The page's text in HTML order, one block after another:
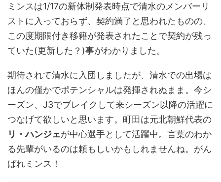
ミンスは1/17の新体制発表時点で清水のメンバーリ
ストに入っておらず、契約満了と思われたものの、
この度期限付き移籍が発表されたことで契約が残っ
ていた(更新した？)事がわかりました。
期待されて清水に入団しましたが、清水での出場は
ほんの僅かでポテンシャルは発揮されぬまま。今シ
ーズン、J3でブレイクして来シーズン以降の活躍に
つなげて欲しいと思います。町田は元北朝鮮代表の
リ・ハンジェが中心選手として活躍中。言葉のわか
る先輩がいるのは頼もしいかもしれませんね。がん
ばれミンス！